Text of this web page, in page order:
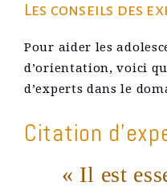
Les conseils des
Pour aider les
d’orientation, voici
d’experts dans le
Citation
« Il est